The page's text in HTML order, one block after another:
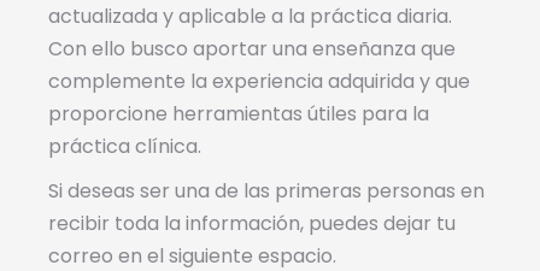
actualizada y aplicable a la práctica diaria.
Con ello busco aportar una enseñanza que
complemente la experiencia adquirida y que
proporcione herramientas útiles para la
práctica clínica.
Si deseas ser una de las primeras personas en
recibir toda la información, puedes dejar tu
correo en el siguiente espacio.